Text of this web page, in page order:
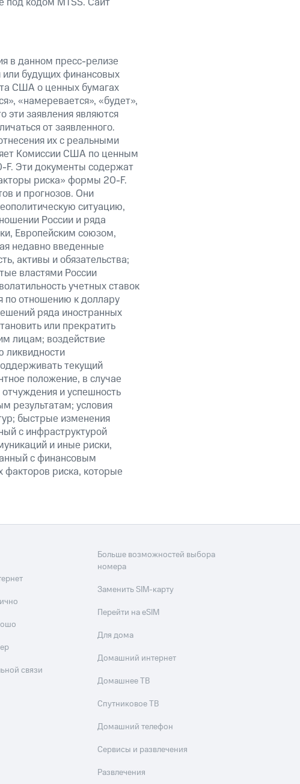
в данном пресс-релизе
будущих финансовых
США о ценных бумагах
«намеревается», «будет»,
заявления являются
от заявленного.
их с реальными
Комиссии США по ценным
F. Эти документы содержат
риска» формы 20-F.
и прогнозов. Они
ситуацию,
России и ряда
Европейским союзом,
недавно введенные
активы и обязательства;
властями России
учетных ставок
по отношению к доллару
ряда иностранных
или прекратить
лицам; воздействие
ликвидности
текущий
положение, в случае
и успешность
результатам; условия
быстрые изменения
с инфраструктурой
и иные риски,
с финансовым
факторов риска, которые
связи
Больше возможностей выбора
номера
Заменить SIM-карту
Перейти на eSIM
Для дома
Домашний интернет
Домашнее ТВ
Спутниковое ТВ
Домашний телефон
Сервисы и развлечения
Развлечения